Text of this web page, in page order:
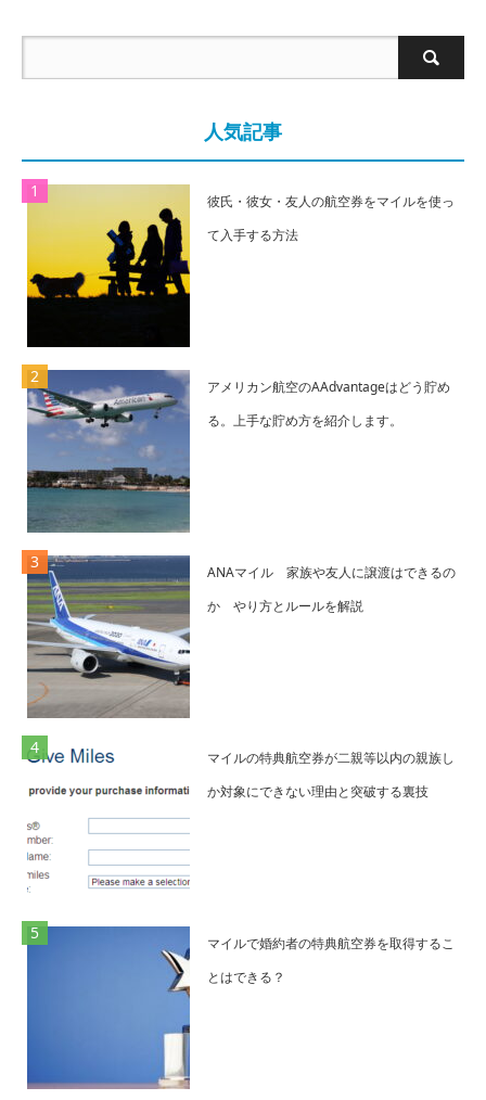
人気記事
彼氏・彼女・友人の航空券をマイルを使っ
て入手する方法
アメリカン航空のAAdvantageはどう貯め
る。上手な貯め方を紹介します。
ANAマイル 家族や友人に譲渡はできるの
か やり方とルールを解説
マイルの特典航空券が二親等以内の親族し
か対象にできない理由と突破する裏技
マイルで婚約者の特典航空券を取得するこ
とはできる？